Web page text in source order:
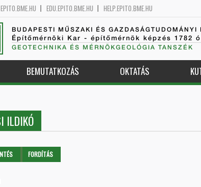
EPITO.BME.HU EDU.EPITO.BME.HU HELP.EPITO.BME.HU
BUDAPESTI MŰSZAKI ÉS GAZDASÁGTUDOMÁNYI
Építőmérnöki Kar - építőmérnök képzés 1782
GEOTECHNIKA ÉS MÉRNÖKGEOLÓGIA TANSZÉK
BEMUTATKOZÁS OKTATÁS
ILDIKÓ
fülek
(AKTÍVFORDÍTÁS